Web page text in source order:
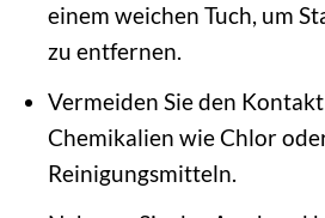
einem weichen Tuch, um
zu entfernen.
Vermeiden Sie den
Chemikalien wie Chlor
Reinigungsmitteln.